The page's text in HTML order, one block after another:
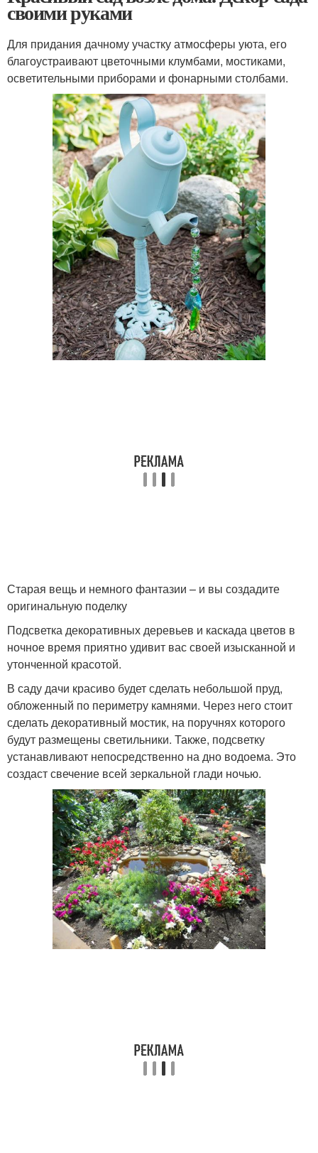
своими руками
Для придания дачному участку атмосферы уюта, его
благоустраивают цветочными клумбами, мостиками,
осветительными приборами и фонарными столбами.
Старая вещь и немного фантазии – и вы создадите
оригинальную поделку
Подсветка декоративных деревьев и каскада цветов в
ночное время приятно удивит вас своей изысканной и
утонченной красотой.
В саду дачи красиво будет сделать небольшой пруд,
обложенный по периметру камнями. Через него стоит
сделать декоративный мостик, на поручнях которого
будут размещены светильники. Также, подсветку
устанавливают непосредственно на дно водоема. Это
создаст свечение всей зеркальной глади ночью.